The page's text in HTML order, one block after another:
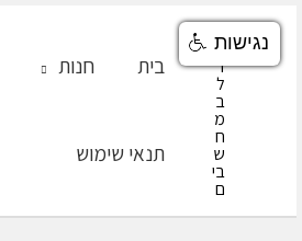
דילוג
בית חנות
תנאי שימוש
נגישות